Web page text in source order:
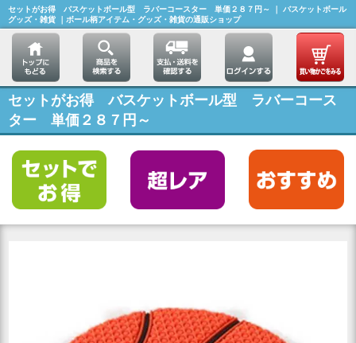
セットがお得 バスケットボール型 ラバーコースター 単価２８７円～ ｜ バスケットボール
グッズ・雑貨 ｜ボール柄アイテム・グッズ・雑貨の通販ショップ
セットがお得 バスケットボール型 ラバーコース
ター 単価２８７円～